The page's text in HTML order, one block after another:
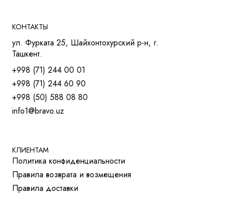
КРЕСЛА ДЛЯ ТРЕНИНГОВ
МЯГКАЯ МЕБЕЛЬ
СТОЛЫ
СТОЛ ДЛЯ РУКОВОДИТЕЛЯ
СТОЛЫ OPEN-SPACE
СТОЛЫ ДЛЯ МЕНЕДЖЕРОВ
СТОЛЫ ДЛЯ ПЕРЕГОВОРОВ
ШКАФЫ И ТУМБЫ
РЕШЕНИЯ ДЛЯ БИЗНЕСА
ДЛЯ ОТЕЛЕЙ
ДЛЯ УЧЕБНЫХ УЧРЕЖДЕНИЙ
КОНТАКТЫ
ул. Фурката 25, Шайхонтохурский р-н, г.
Ташкент.
+998 (71) 244 00 01
+998 (71) 244 60 90
+998 (50) 588 08 80
info1@bravo.uz
КЛИЕНТАМ
Политика конфиденциальности
Правила возврата и возмещения
Правила доставки